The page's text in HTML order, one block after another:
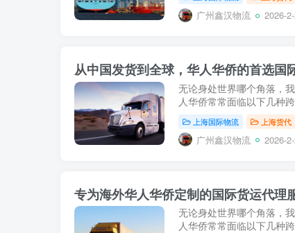
广州鑫汉物流 2026-
从中国发货到全球，华人华侨的首选国
无论身处世界哪个角落，
人华侨常常面临以下几种
上海国际物流 上海货代
广州鑫汉物流 2026-
专为海外华人华侨定制的国际货运代理
无论身处世界哪个角落，
人华侨常常面临以下几种